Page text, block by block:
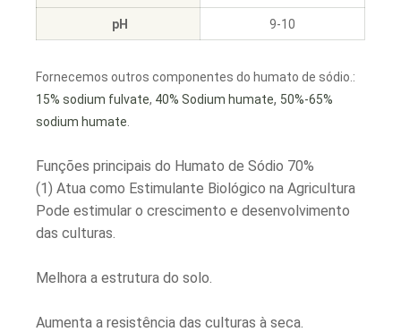
pH 9-10
Fornecemos outros componentes do humato de sódio.:
15% sodium fulvate, 40% Sodium humate, 50%-65%
sodium humate
Funções principais do Humato de Sódio 70%
(1) Atua como Estimulante Biológico na Agricultura
Pode estimular o crescimento e desenvolvimento
das culturas.
Melhora a estrutura do solo.
Aumenta a resistência das culturas à seca.